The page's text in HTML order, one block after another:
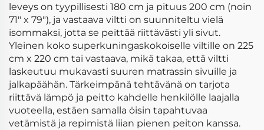
leveys on tyypillisesti 180 cm ja pituus 200 cm (noin
71" x 79"), ja vastaava viltti on suunniteltu vielä
isommaksi, jotta se peittää riittävästi yli sivut.
Yleinen koko superkuningaskokoiselle viltille on 225
cm x 220 cm tai vastaava, mikä takaa, että viltti
laskeutuu mukavasti suuren matrassin sivuille ja
jalkapäähän. Tärkeimpänä tehtävänä on tarjota
riittävä lämpö ja peitto kahdelle henkilölle laajalla
vuoteella, estäen samalla öisin tapahtuvaa
vetämistä ja repimistä liian pienen peiton kanssa.